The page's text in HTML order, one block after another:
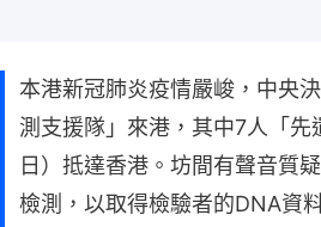
本港新冠肺炎疫情嚴峻，中央
測支援隊」來港，其中7人「先
日）抵達香港。坊間有聲音質
檢測，以取得檢驗者的DNA資